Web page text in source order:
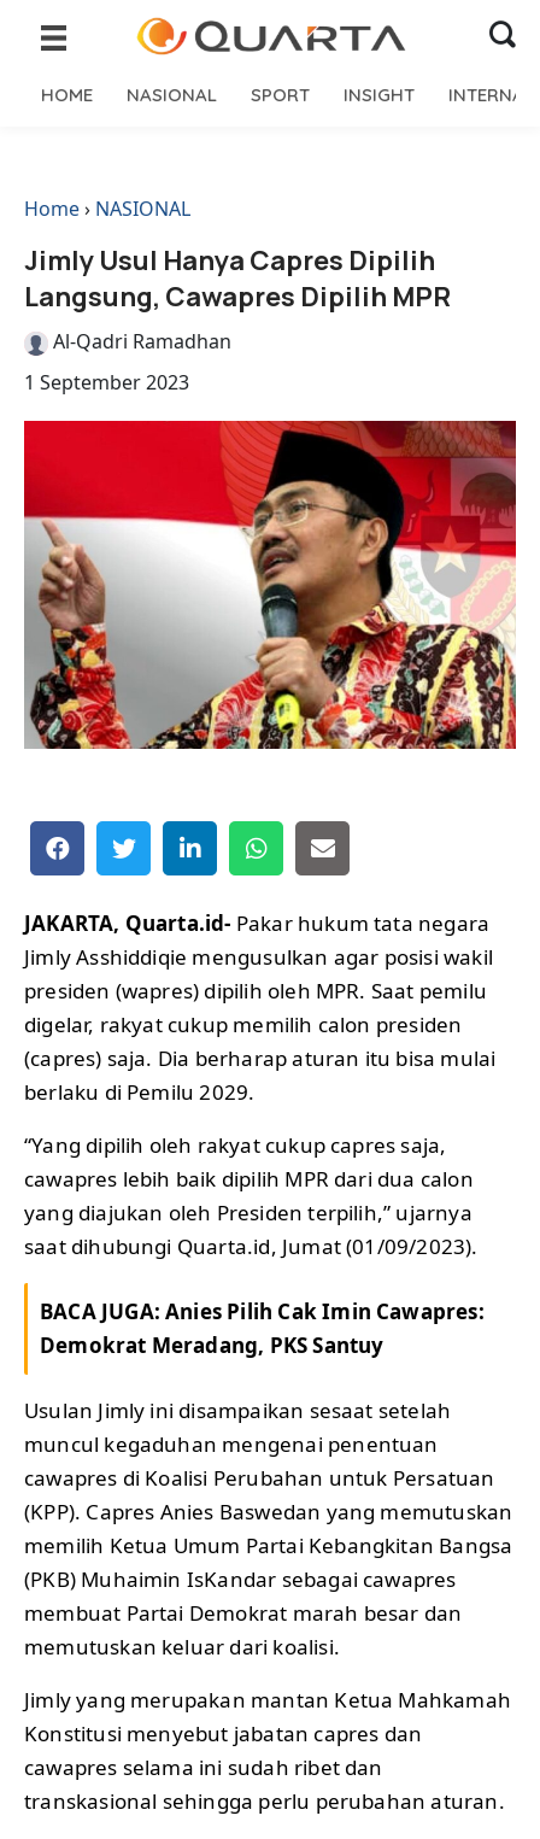
HOME NASIONAL SPORT INSIGHT
Home› NASIONAL
Jimly Usul Hanya Capres Dipilih
Langsung, Cawapres Dipilih MPR
Al-Qadri Ramadhan
1 September 2023
JAKARTA, Quarta.id- Pakar hukum tata negara
Jimly Asshiddiqie mengusulkan agar posisi wakil
presiden (wapres) dipilih oleh MPR. Saat pemilu
digelar, rakyat cukup memilih calon presiden
(capres) saja. Dia berharap aturan itu bisa mulai
berlaku di Pemilu 2029.
“Yang dipilih oleh rakyat cukup capres saja,
cawapres lebih baik dipilih MPR dari dua calon
yang diajukan oleh Presiden terpilih,” ujarnya
saat dihubungi Quarta.id, Jumat (01/09/2023).
BACA JUGA:Anies Pilih Cak Imin Cawapres:
Demokrat Meradang, PKS Santuy
Usulan Jimly ini disampaikan sesaat setelah
muncul kegaduhan mengenai penentuan
cawapres di Koalisi Perubahan untuk Persatuan
(KPP). Capres Anies Baswedan yang memutuskan
memilih Ketua Umum Partai Kebangkitan Bangsa
(PKB) Muhaimin IsKandar sebagai cawapres
membuat Partai Demokrat marah besar dan
memutuskan keluar dari koalisi.
Jimly yang merupakan mantan Ketua Mahkamah
Konstitusi menyebut jabatan capres dan
cawapres selama ini sudah ribet dan
transkasional sehingga perlu perubahan aturan.